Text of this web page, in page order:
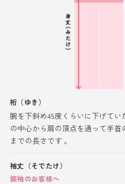
裄（ゆき）
腕を下斜め45度くらいに下げてい
の中心から肩の頂点を通って手首
までの長さです 。
袖丈（そでたけ）
振袖のお客様へ